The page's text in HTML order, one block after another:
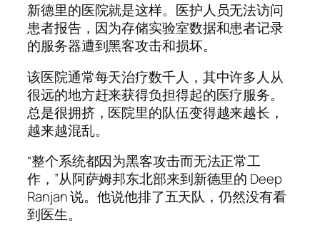
新德里的医院就是这样。医护人员无法访问
患者报告，因为存储实验室数据和患者记录
的服务器遭到黑客攻击和损坏。
该医院通常每天治疗数千人，其中许多人从
很远的地方赶来获得负担得起的医疗服务。
总是很拥挤，医院里的队伍变得越来越长，
越来越混乱。
“整个系统都因为黑客攻击而无法正常工
作，”从阿萨姆邦东北部来到新德里的 Deep
Ranjan 说。他说他排了五天队，仍然没有看
到医生。